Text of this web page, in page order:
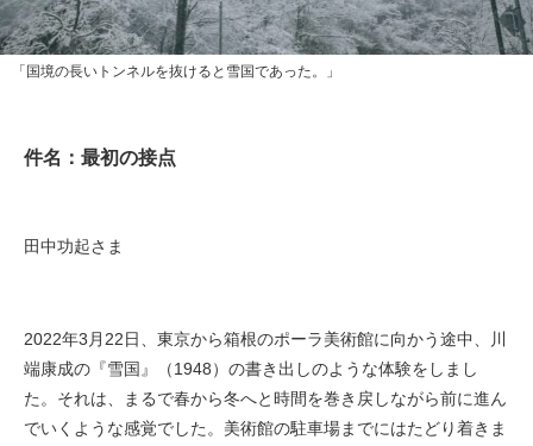
「国境の長いトンネルを抜けると雪国であった。」
件名：最初の接点
田中功起さま
2022年3月22日、東京から箱根のポーラ美術館に向かう途中、川
端康成の『雪国』（1948）の書き出しのような体験をしまし
た。それは、まるで春から冬へと時間を巻き戻しながら前に進ん
でいくような感覚でした。美術館の駐車場までにはたどり着きま